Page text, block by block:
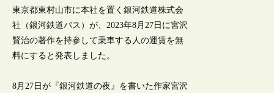
東京都東村山市に本社を置く銀河鉄道株式会
社（銀河鉄道バス）が、2023年8月27日に宮沢
賢治の著作を持参して乗車する人の運賃を無
料にすると発表しました。
8月27日が『銀河鉄道の夜』を書いた作家宮沢